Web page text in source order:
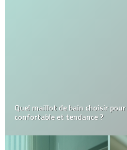
Quel maillot de bain choisir
confortable et tendance ?